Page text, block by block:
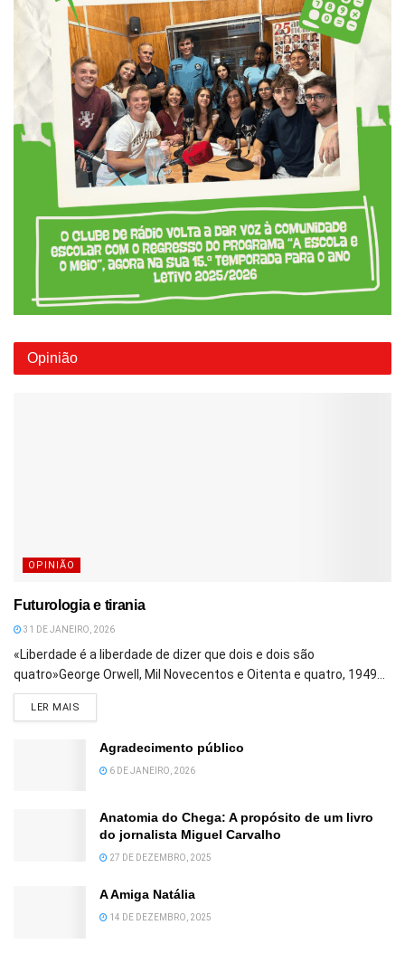
Opinião
OPINIÃO
Futurologia e tirania
31 DE JANEIRO, 2026
«Liberdade é a liberdade de dizer que dois e dois são
quatro»George Orwell, Mil Novecentos e Oitenta e quatro, 1949...
LER MAIS
Agradecimento público
6 DE JANEIRO, 2026
Anatomia do Chega: A propósito de um livro
do jornalista Miguel Carvalho
27 DE DEZEMBRO, 2025
A Amiga Natália
14 DE DEZEMBRO, 2025